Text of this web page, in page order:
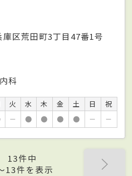
区荒田町3丁目47番1号
科
火 水 木 金 土 日
祝
－ ● ● ● ● － －
13件中
13件を表示